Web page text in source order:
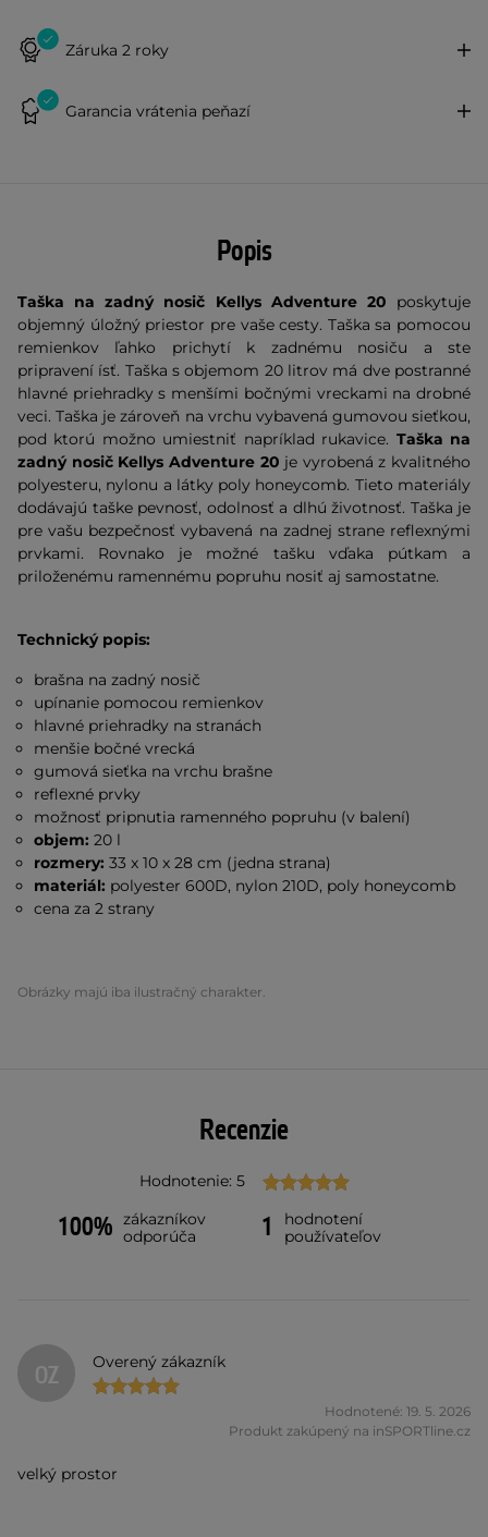
Záruka 2 roky
Garancia vrátenia peňazí
Popis
Taška na zadný nosič Kellys Adventure 20 poskytuje
objemný úložný priestor pre vaše cesty. Taška sa pomocou
remienkov ľahko prichytí k zadnému nosiču a ste
pripravení ísť. Taška s objemom 20 litrov má dve postranné
hlavné priehradky s menšími bočnými vreckami na drobné
veci. Taška je zároveň na vrchu vybavená gumovou sieťkou,
pod ktorú možno umiestniť napríklad rukavice. Taška na
zadný nosič Kellys Adventure 20 je vyrobená z kvalitného
polyesteru, nylonu a látky poly honeycomb. Tieto materiály
dodávajú taške pevnosť, odolnosť a dlhú životnosť. Taška je
pre vašu bezpečnosť vybavená na zadnej strane reflexnými
prvkami. Rovnako je možné tašku vďaka pútkam a
priloženému ramennému popruhu nosiť aj samostatne.
Technický popis:
brašna na zadný nosič
upínanie pomocou remienkov
hlavné priehradky na stranách
menšie bočné vrecká
gumová sieťka na vrchu brašne
reflexné prvky
možnosť pripnutia ramenného popruhu (v balení)
objem: 20 l
rozmery: 33 x 10 x 28 cm (jedna strana)
materiál: polyester 600D, nylon 210D, poly honeycomb
cena za 2 strany
Obrázky majú iba ilustračný charakter.
Recenzie
Hodnotenie: 5
100% zákazníkov
odporúča
1
hodnotení
používateľov
OZ Overený zákazník
Hodnotené: 19. 5. 2026
Produkt zakúpený na inSPORTline.cz
velký prostor